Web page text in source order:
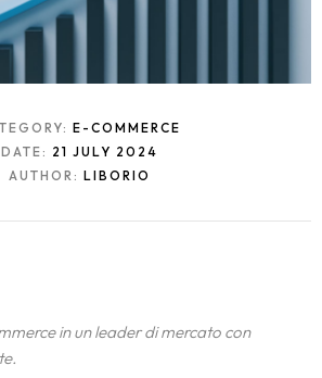
E-COMMERCE
DATE: 21 JULY 2024
AUTHOR: LIBORIO
in un leader di mercato con